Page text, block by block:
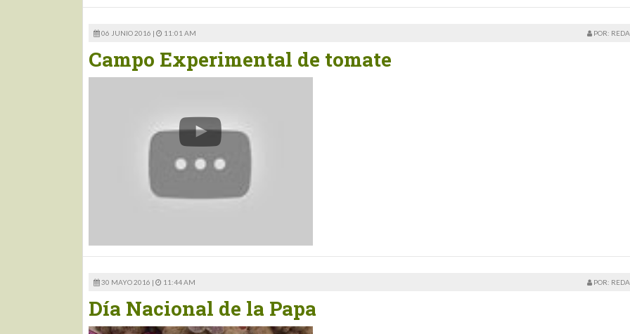
06 JUNIO 2016 | 11:01 AM POR:
Campo Experimental de tomate
30 MAYO 2016 | 11:44 AM POR:
Día Nacional de la Papa